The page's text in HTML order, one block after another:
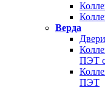
Верда
ПЭТ
ПЭТ